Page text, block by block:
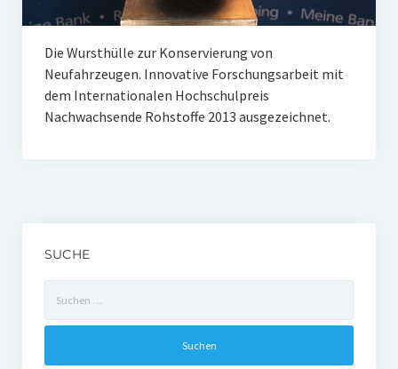
Impressum und Disclaimer
Stipendien
Erfahrungsberichte
Gymnasialpreise
Ehemalige Stiftungs-Mitglieder
Hochschulpreis der Stiftung Nachwachsende Rohstoffe
Die Wursthülle zur Konservierung von
Neufahrzeugen. Innovative Forschungsarbeit mit
dem Internationalen Hochschulpreis
Nachwachsende Rohstoffe 2013 ausgezeichnet.
SUCHE
nach: